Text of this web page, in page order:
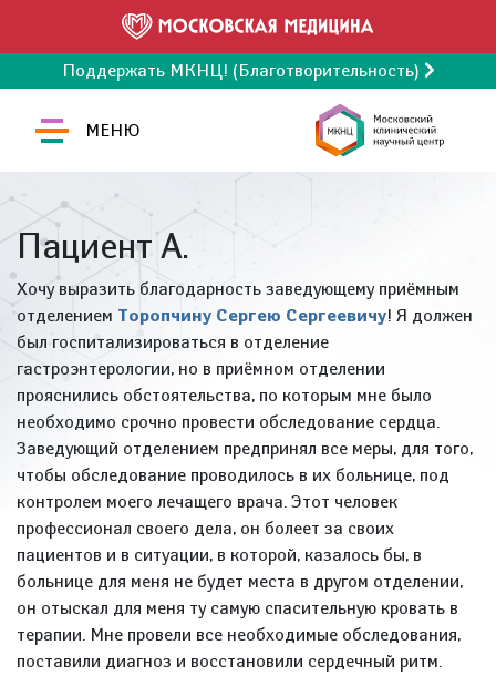
Поддержать МКНЦ! (Благотворительность)
МЕНЮ
Пациент А.
Хочу выразить благодарность заведующему приëмным
отделением Торопчину Сергею Сергеевичу! Я должен
был госпитализироваться в отделение
гастроэнтерологии, но в приëмном отделении
прояснились обстоятельства, по которым мне было
необходимо срочно провести обследование сердца.
Заведующий отделением предпринял все меры, для того,
чтобы обследование проводилось в их больнице, под
контролем моего лечащего врача. Этот человек
профессионал своего дела, он болеет за своих
пациентов и в ситуации, в которой, казалось бы, в
больнице для меня не будет места в другом отделении,
он отыскал для меня ту самую спасительную кровать в
терапии. Мне провели все необходимые обследования,
поставили диагноз и восстановили сердечный ритм.